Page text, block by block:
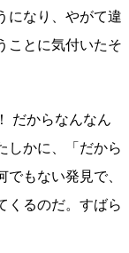
になり、やがて違
ことに気付いたそ
だからなんなん
しかに、「だから
もない発見で、
くるのだ。すばら